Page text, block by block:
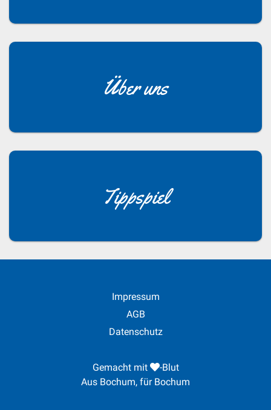
Über uns
Tippspiel
Impressum
AGB
Datenschutz
Gemacht mit
-Blut
Aus Bochum, für Bochum